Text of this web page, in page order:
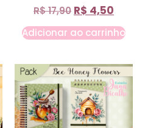
R$17,90 R$ 4,50
Adicionar ao carrinho